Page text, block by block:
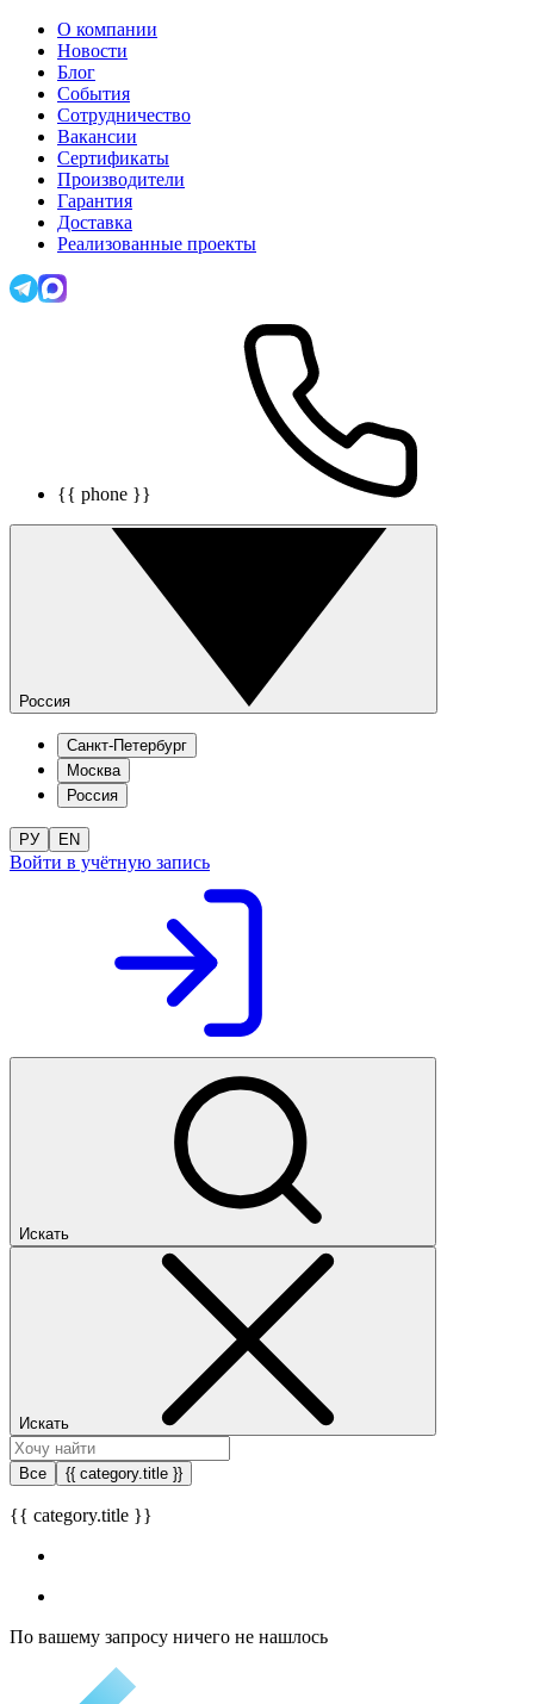
О компании
Новости
Блог
События
Сотрудничество
Вакансии
Сертификаты
Производители
Гарантия
Доставка
Реализованные проекты
{{ phone }}
Россия
Санкт-Петербург
Москва
Россия
РУ EN
Войти в учётную запись
Искать
Искать
Все {{ category.title }}
{{ category.title }}
По вашему запросу ничего не нашлось